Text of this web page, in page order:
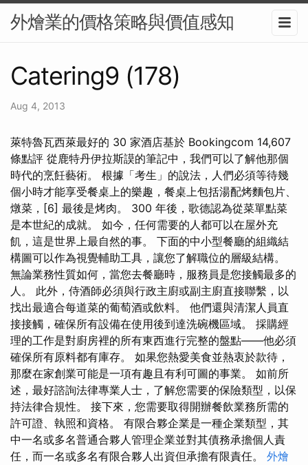
外燴業的價格策略與價值感知
Catering9 (178)
Aug 4, 2013
萊特魯瓦西萊最好的 30 家酒店基於 Bookingcom 14,607
條點評 從鹿特丹伊拉斯謨的筆記中，我們可以了解他那個
時代的烹飪藝術。 根據「考生」的說法，人們必須等待幾
個小時才能享受餐桌上的樂趣，餐桌上包括湯配烤麵包片、
燉菜，[6] 最後是烤肉。 300 年後，歌德認為從菜單點菜
是本世紀的成就。 如今，任何需要的人都可以在屋外充
飢，這是世界上最自然的事。 下面的中小型餐廳的組織結
構圖可以作為視覺輔助工具，讓您了解職位的層級結構。
無論業務性質如何，當您去餐廳時，服務員是您接觸最多的
人。 此外，侍酒師必須與行政主廚或副主廚直接聯繫，以
找出最適合每道菜的葡萄酒或飲料。 他們還與清潔人員直
接接觸，確保所有設備在使用後到達洗碗機區域。 採購經
理的工作是對廚房裡的所有東西進行完整的盤點——他必須
確保所有原料都有庫存。 如果您熱愛美食並熱衷於款待，
那麼在家創業可能是一項有趣且有利可圖的事業。 如前所
述，最好諮詢法律專業人士，了解您需要的保險類型，以保
持法律合規性。 接下來，您需要取得開辦餐飲業務所需的
許可證、執照和資格。 有限合夥企業是一種企業類型，其
中一名或多名普通合夥人管理企業並對其債務承擔個人責
任，而一名或多名有限合夥人出資但承擔有限責任。 外燴